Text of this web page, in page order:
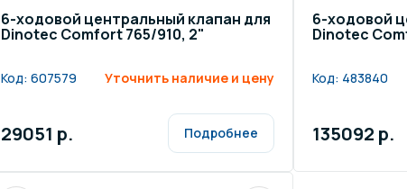
6-ходовой центральный клапан для
Dinotec Comfort 765/910, 2"
Код: 607579 Уточнить наличие и цену
29051 р. Подробнее
6-ходовой
Dinotec
Код: 483840
135092 р.